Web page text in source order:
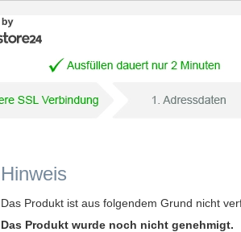
Hinweis
Das Produkt ist aus folgendem Grund nicht
Das Produkt wurde noch nicht genehmigt.